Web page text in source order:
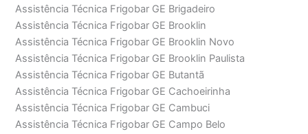
Assistência Técnica Frigobar GE Brigadeiro
Assistência Técnica Frigobar GE Brooklin
Assistência Técnica Frigobar GE Brooklin Novo
Assistência Técnica Frigobar GE Brooklin Paulista
Assistência Técnica Frigobar GE Butantã
Assistência Técnica Frigobar GE Cachoeirinha
Assistência Técnica Frigobar GE Cambuci
Assistência Técnica Frigobar GE Campo Belo